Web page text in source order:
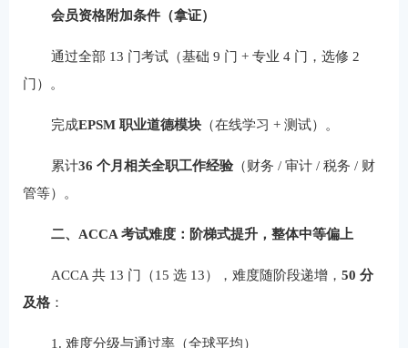
会员资格附加条件（拿证）
通过全部 13 门考试（基础 9 门 + 专业 4 门，选修 2
门）。
完成EPSM 职业道德模块（在线学习 + 测试）。
累计36 个月相关全职工作经验（财务 / 审计 / 税务 / 财
管等）。
二、ACCA 考试难度：阶梯式提升，整体中等偏上
ACCA 共 13 门（15 选 13），难度随阶段递增， 50 分
及格 ：
1. 难度分级与通过率（全球平均）